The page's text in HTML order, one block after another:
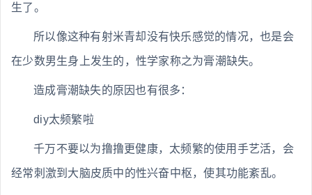
生了。
所以像这种有射米青却没有快乐感觉的情况，也是会
在少数男生身上发生的，性学家称之为膏潮缺失。
造成膏潮缺失的原因也有很多：
diy太频繁啦
千万不要以为撸撸更健康，太频繁的使用手艺活，会
经常刺激到大脑皮质中的性兴奋中枢，使其功能紊乱。